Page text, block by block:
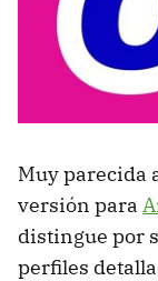
Muy parecida
versión para
distingue por
perfiles